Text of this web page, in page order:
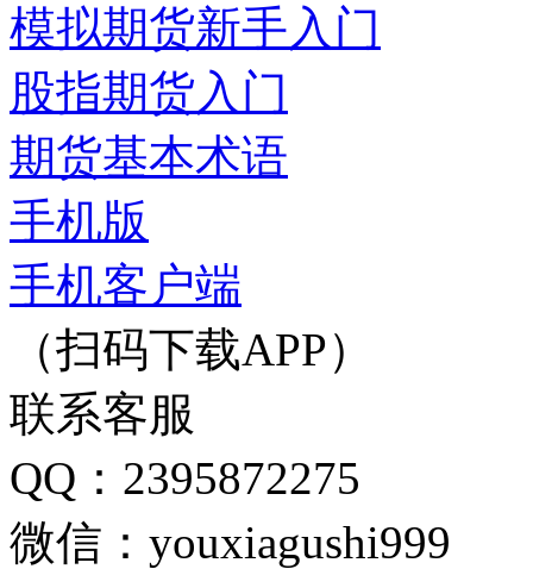
模拟期货新手入门
股指期货入门
期货基本术语
手机版
手机客户端
（扫码下载APP）
联系客服
QQ：2395872275
微信：youxiagushi999